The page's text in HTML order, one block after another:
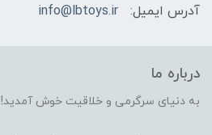
آدرس ایمیل:
info@lbtoys.ir
درباره ما
به دنیای سرگرمی و خلاقیت خوش آمدید!